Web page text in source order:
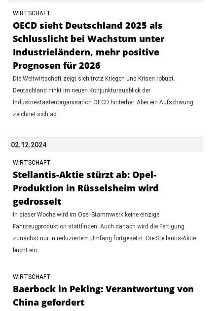
WIRTSCHAFT
OECD sieht Deutschland 2025 als
Schlusslicht bei Wachstum unter
Industrieländern, mehr positive
Prognosen für 2026
Die Weltwirtschaft zeigt sich trotz Kriegen und Krisen robust.
Deutschland hinkt im neuen Konjunkturausblick der
Industriestaatenorganisation OECD hinterher. Aber ein Aufschwung
zeichnet sich ab.
02.12.2024
WIRTSCHAFT
Stellantis-Aktie stürzt ab: Opel-
Produktion in Rüsselsheim wird
gedrosselt
In dieser Woche wird im Opel-Stammwerk keine einzige
Fahrzeugproduktion stattfinden. Auch danach wird die Fertigung
zunächst nur in reduziertem Umfang fortgesetzt. Die Stellantis-Aktie
bricht ein.
WIRTSCHAFT
Baerbock in Peking: Verantwortung von
China gefordert